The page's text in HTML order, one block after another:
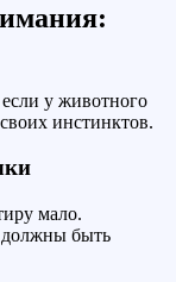
у животного
инстинктов.
мало.
должны быть